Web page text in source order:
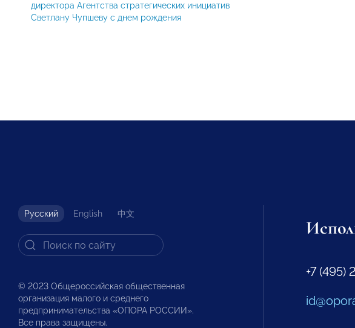
директора Агентства стратегических инициатив
Светлану Чупшеву с днем рождения
Русский English 中文
© 2023 Общероссийская общественная
организация малого и среднего
предпринимательства «ОПОРА РОССИИ».
Все права защищены.
+7 (495)